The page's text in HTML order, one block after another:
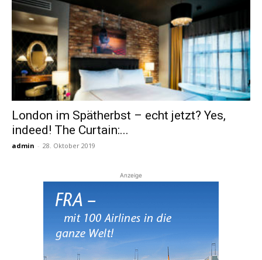
London im Spätherbst – echt jetzt? Yes,
indeed! The Curtain:...
admin - 28. Oktober 2019
Anzeige